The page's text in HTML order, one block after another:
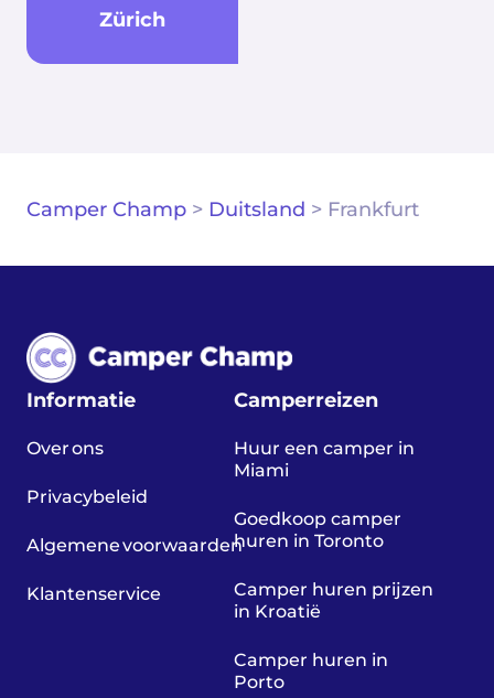
Zürich
Camper Champ > Duitsland > Frankfurt
Informatie
Over ons
Privacybeleid
Algemene voorwaarden
Klantenservice
Camperreizen
Huur een camper in
Miami
Goedkoop camper
huren in Toronto
Camper huren prijzen
in Kroatië
Camper huren in
Porto